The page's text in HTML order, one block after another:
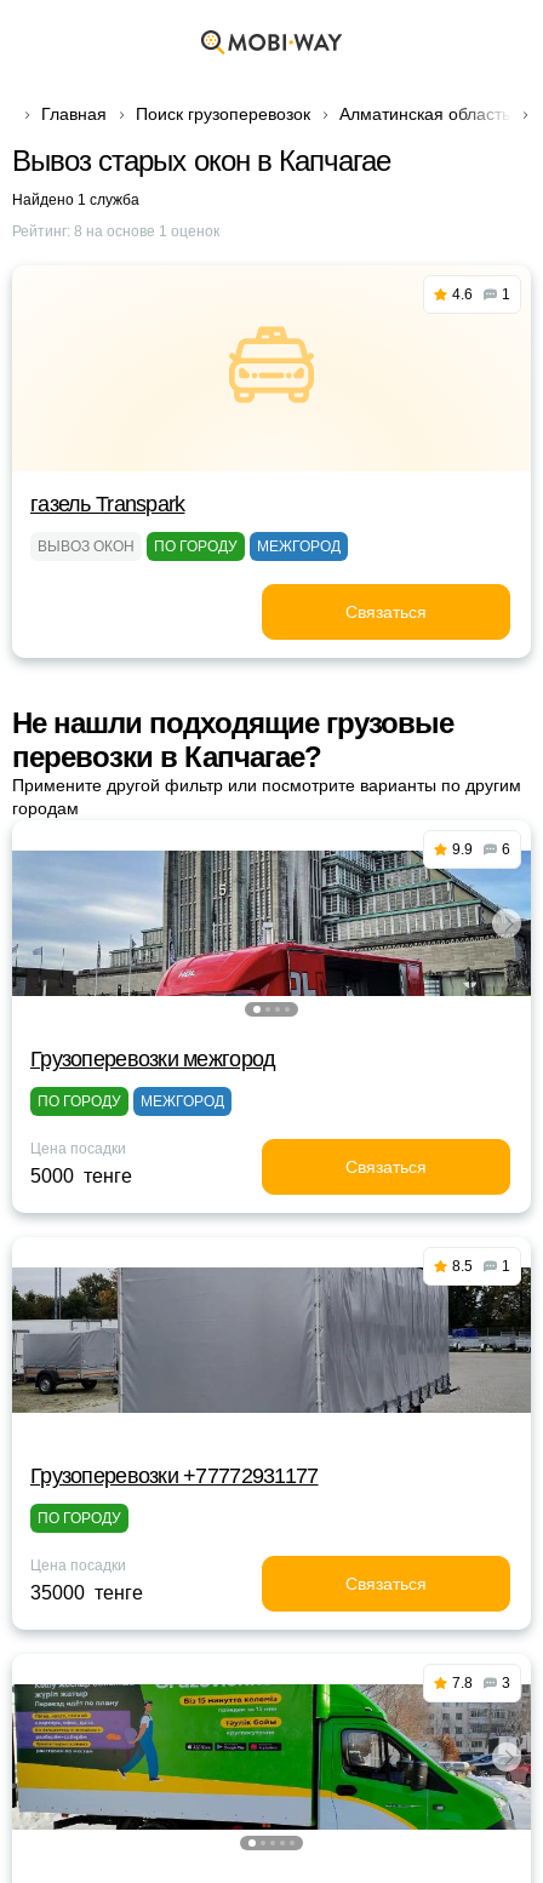
Главная Поиск грузоперевозок Алматинская область
Вывоз старых окон в Капчагае
Найдено 1 служба
Рейтинг: 8 на основе 1 оценок
4.6 1
газель Transpark
ВЫВОЗ ОКОН ПО ГОРОДУ МЕЖГОРОД
Связаться
Не нашли подходящие грузовые
перевозки в Капчагае?
Примените другой фильтр или посмотрите варианты по другим
городам
9.9 6
Грузоперевозки межгород
ПО ГОРОДУ МЕЖГОРОД
Цена посадки
5000 тенге Связаться
8.5 1
Грузоперевозки +77772931177
ПО ГОРОДУ
Цена посадки
35000 тенге Связаться
7.8 3